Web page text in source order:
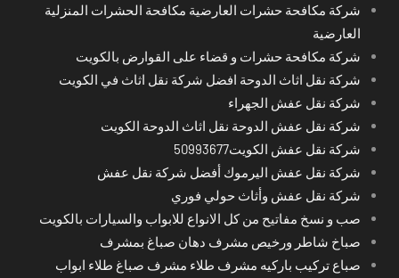
شركة مكافحة حشرات العارضية مكافحة الحشرات المنزلية
العارضية
شركة مكافحة حشرات و قضاء على القوارض بالكويت
شركة نقل اثاث الدوحة افضل شركة نقل اثاث في الكويت
شركة نقل عفش الجهراء
شركة نقل عفش الدوحة نقل اثاث الدوحة الكويت
شركة نقل عفش الكويت50993677
شركة نقل عفش اليرموك أفضل شركة نقل عفش
شركة نقل عفش وأثاث حولي فوري
صب و نسخ مفاتيح من كل الانواع للابواب والسيارات بالكويت
صباخ شاطر ورخيص مشرف دهان صباغ بمشرف
صباع تركيب باركيه مشرف طلاء مشرف صباغ طلاء ابواب